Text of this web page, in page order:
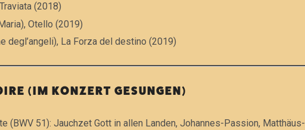
(2018)
Otello (2019)
degl’angeli), La Forza del destino (2019)
(IM KONZERT GESUNGEN)
(BWV 51): Jauchzet Gott in allen Landen, Johannes-Passion, Matthäus-